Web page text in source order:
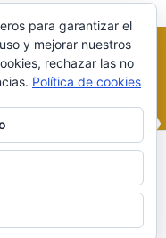
para garantizar el
y mejorar nuestros
rechazar las no
Política de cookies